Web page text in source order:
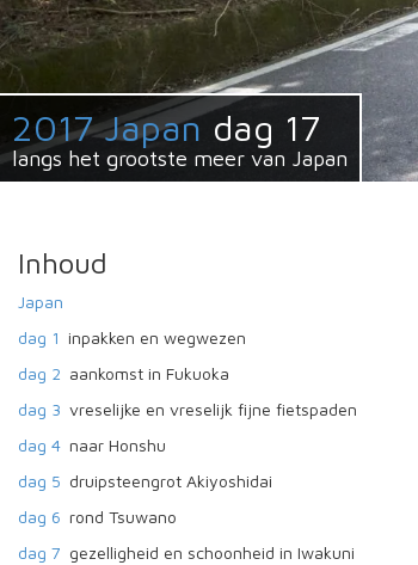
2017 Japandag 17
langs het grootste meer van Japan
Inhoud
Japan
dag 1 inpakken en wegwezen
dag 2 aankomst in Fukuoka
dag 3 vreselijke en vreselijk fijne fietspaden
dag 4 naar Honshu
dag 5 druipsteengrot Akiyoshidai
dag 6 rond Tsuwano
dag 7 gezelligheid en schoonheid in Iwakuni